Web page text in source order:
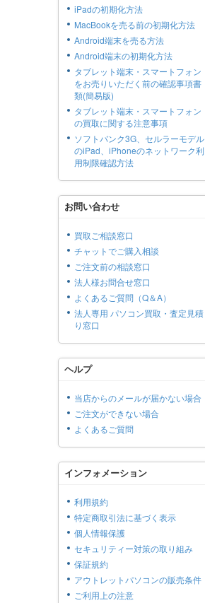
iPadの初期化方法
MacBookを売る前の初期化方法
Android端末を売る方法
Android端末の初期化方法
タブレット端末・スマートフォン
をお売りいただく前の確認事項書
類(簡易版)
タブレット端末・スマートフォン
の買取に関する注意事項
ソフトバンク3G、セルラーモデル
のiPad、iPhoneのネットワーク利
用制限確認方法
お問い合わせ
買取ご相談窓口
チャットでご購入相談
ご注文前の相談窓口
法人様お問合せ窓口
よくあるご質問（Q＆A）
法人専用 パソコン買取・査定見積
り窓口
ヘルプ
当店からのメールが届かない場合
ご注文ができない場合
よくあるご質問
インフォメーション
利用規約
特定商取引法に基づく表示
個人情報保護
セキュリティー対策の取り組み
保証規約
アウトレットパソコンの販売条件
ご利用上の注意